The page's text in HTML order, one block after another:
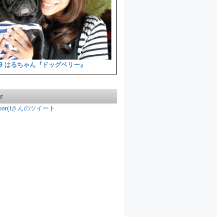
はるちゃん『ドッグベリー』
さんのツイート